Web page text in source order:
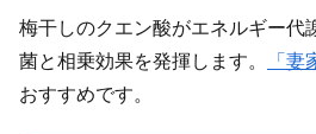
梅干しのクエン酸がエネルギー代
菌と相乗効果を発揮します。
「
おすすめです。